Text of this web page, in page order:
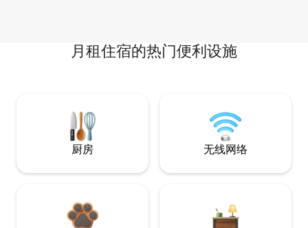
月租住宿的热门便利设施
厨房 无线网络